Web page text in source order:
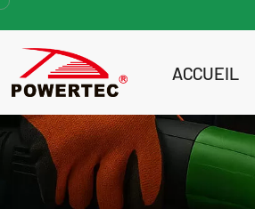
ACCUEIL